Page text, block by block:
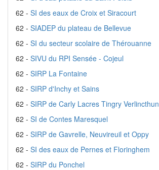
62 - SI des eaux de Croix et Siracourt
62 - SIADEP du plateau de Bellevue
62 - SI du secteur scolaire de Thérouanne
62 - SIVU du RPI Sensée - Cojeul
62 - SIRP La Fontaine
62 - SIRP d'Inchy et Sains
62 - SIRP de Carly Lacres Tingry Verlincthun
62 - SI de Contes Maresquel
62 - SIRP de Gavrelle, Neuvireuil et Oppy
62 - SI des eaux de Pernes et Floringhem
62 - SIRP du Ponchel